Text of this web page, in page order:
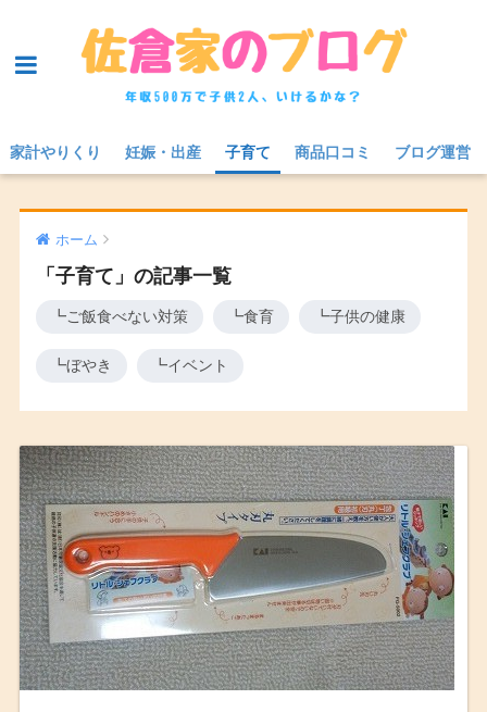
家計やりくり 妊娠・出産 子育て 商品口コミ ブログ運営
ホーム
「子育て」の記事一覧
┗ご飯食べない対策 ┗食育 ┗子供の健康
┗ぼやき ┗イベント